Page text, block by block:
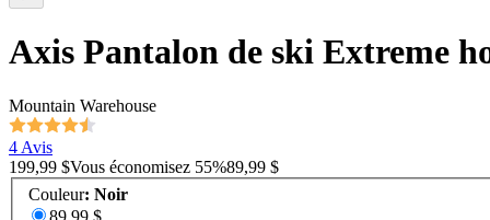
Axis Pantalon de ski Extreme
Mountain Warehouse
4 Avis
199,99 $Vous économisez 55%89,99 $
Couleur: Noir